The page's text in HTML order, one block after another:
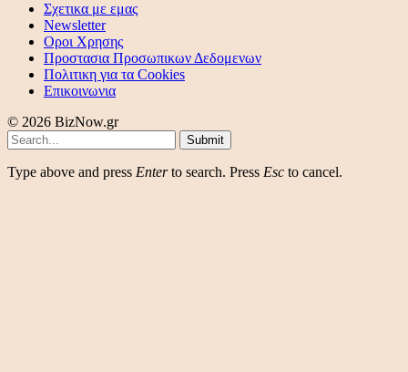
Σχετικα με εμας
Newsletter
Οροι Χρησης
Προστασια Προσωπικων Δεδομενων
Πολιτικη για τα Cookies
Επικοινωνια
© 2026 BizNow.gr
Submit
Type above and press Enterto search. Press Esc to cancel.